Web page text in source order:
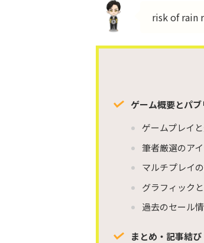
risk of rain
ゲーム概要とパ
ゲームプレイ
筆者厳選のア
マルチプレイ
グラフィック
過去のセール
まとめ・記事結び